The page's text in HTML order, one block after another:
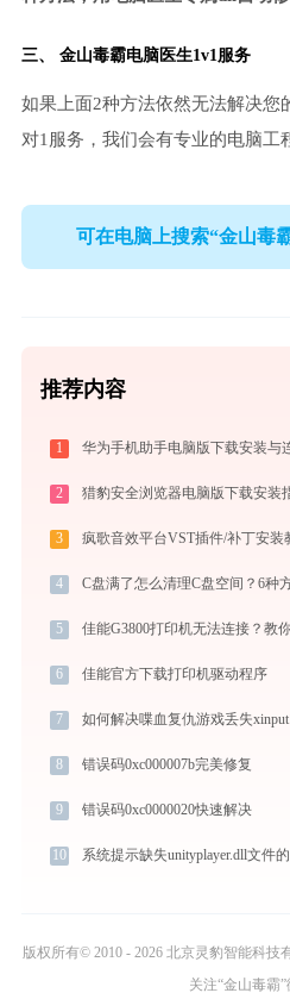
三、 金山毒霸电脑医生1v1服务
如果上面2种方法依然无法解决您
对1服务，我们会有专业的电脑工
可在电脑上搜索“金山毒
推荐内容
1
2
3 疯歌音效平台VST插件/补丁安
4 C盘满了怎么清理C盘空间？6种
5 佳能G3800打印机无法连接？教
6 佳能官方下载打印机驱动程序
7 如何解决喋血复仇游戏丢失
8 错误码0xc000007b完美修复
9 错误码0xc0000020快速解决
10 系统提示缺失unityplayer.dll文件
版权所有© 2010 - 2026 北京灵豹智能科技
关注“金山毒霸